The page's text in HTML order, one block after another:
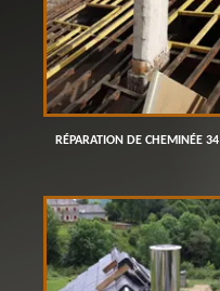
RÉPARATION DE CHEMINÉE 34